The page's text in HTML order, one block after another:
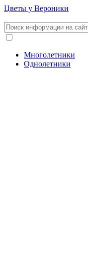
Цветы у Вероники
Многолетники
Однолетники